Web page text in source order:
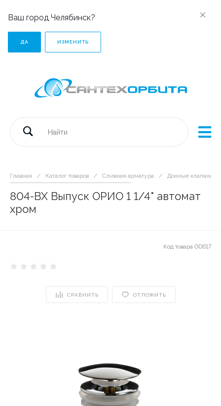
Ваш город Челябинск?
ДА ИЗМЕНИТЬ
Главная / Каталог товаров / Сливная арматура / Донные клапаны
804-BX Выпуск ОРИО 1 1/4" автомат
хром
Код товара 00617
СРАВНИТЬ ОТЛОЖИТЬ